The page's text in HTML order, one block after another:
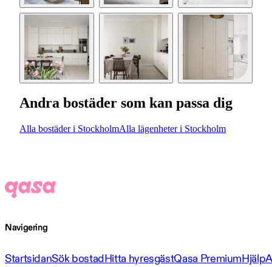
Andra bostäder som kan passa dig
Alla bostäder i StockholmAlla lägenheter i Stockholm
Navigering
StartsidanSök bostadHitta hyresgästQasa PremiumHjälp